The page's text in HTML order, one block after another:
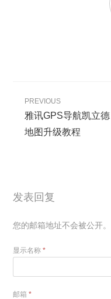
PREVIOUS
雅讯GPS导航凯立德
地图升级教程
发表回复
您的邮箱地址不会被公开。
显示名称*
邮箱*